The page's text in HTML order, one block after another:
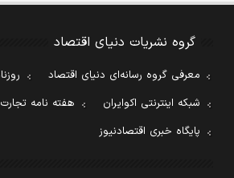
گروه نشریات دنیای اقتصاد
معرفی گروه رسانه‌ای دنیای اقتصاد
شبکه اینترنتی اکوایران
هفته نامه تجارت
پایگاه خبری اقتصادنیوز